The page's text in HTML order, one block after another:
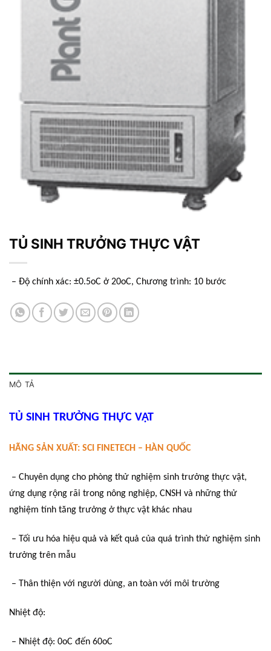
TỦ SINH TRƯỞNG THỰC VẬT
– Độ chính xác: ±0.5oC ở 20oC, Chương trình: 10 bước
MÔ TẢ
TỦ SINH TRƯỞNG THỰC VẬT
HÃNG SẢN XUẤT: SCI FINETECH – HÀN QUỐC
– Chuyên dụng cho phòng thử nghiệm sinh trưởng thực vật,
ứng dụng rộng rãi trong nông nghiệp, CNSH và những thử
nghiệm tính tăng trưởng ở thực vật khác nhau
– Tối ưu hóa hiệu quả và kết quả của quá trình thử nghiệm sinh
trưởng trên mẫu
– Thân thiện với người dùng, an toàn với môi trường
Nhiệt độ:
– Nhiệt độ: 0oC đến 60oC